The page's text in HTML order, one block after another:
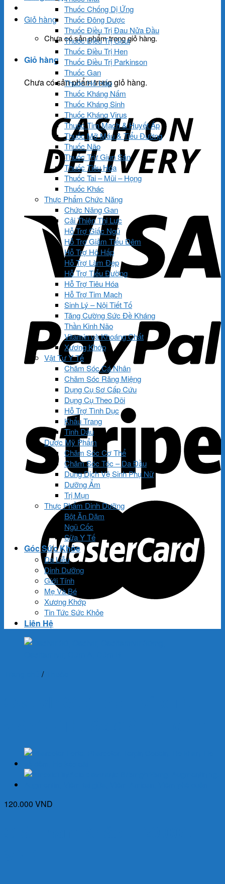
Giỏ hàng
Chưa có sản phẩm trong giỏ hàng.
Giỏ hàng
Chưa có sản phẩm trong giỏ hàng.
Thuốc Chống Dị Ứng
Thuốc Đông Dược
Thuốc Điều Trị Đau Nửa Đầu
Thuốc Điều Trị Gout
Thuốc Điều Trị Hen
Thuốc Điều Trị Parkinson
Thuốc Gan
Thuốc Hô Hấp
Thuốc Kháng Nấm
Thuốc Kháng Sinh
Thuốc Kháng Virus
Thuốc Tim Mạch & Huyết Áp
Thuốc Mỡ Máu & Tiểu Đường
Thuốc Não
Thuốc Trừ Giun Sán
Thuốc Tiêu Hóa
Thuốc Tai – Mũi – Họng
Thuốc Khác
Thực Phẩm Chức Năng
Chức Năng Gan
Cải Thiện Thị Lực
Hỗ Trợ Giấc Ngủ
Hỗ Trợ Giảm Tiểu Đêm
Hỗ Trợ Hô Hấp
Hỗ Trợ Làm Đẹp
Hỗ Trợ Tiểu Đường
Hỗ Trợ Tiêu Hóa
Hỗ Trợ Tim Mạch
Sinh Lý – Nội Tiết Tố
Tăng Cường Sức Đề Kháng
Thần Kinh Não
Vitamin và Khoáng Chất
Xương Khớp
Vật Tư Y Tế
Chăm Sóc Cá Nhân
Chăm Sóc Răng Miệng
Dụng Cụ Sơ Cấp Cứu
Dụng Cụ Theo Dõi
Hỗ Trợ Tình Dục
Khẩu Trang
Tinh Dầu
Dược Mỹ Phẩm
Chăm Sóc Cơ Thể
Chăm Sóc Tóc – Da Đầu
Dung Dịch Vệ Sinh Phụ Nữ
Dưỡng Ẩm
Trị Mụn
Thực Phẩm Dinh Dưỡng
Bột Ăn Dặm
Ngũ Cốc
Sữa Y Tế
Góc Sức Khỏe
Da Liễu
Dinh Dưỡng
Giới Tính
Mẹ Và Bé
Xương Khớp
Tin Tức Sức Khỏe
Liên Hệ
/
120.000 VND